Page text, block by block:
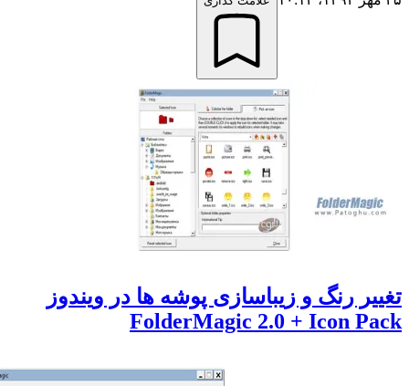
رنگ و زیباسازی پوشه ها در ویندوز
FolderMagic 2.0 + Icon